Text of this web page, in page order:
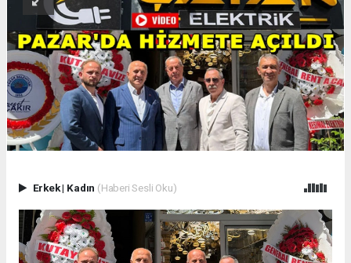
Erkek| Kadın (Haberi Sesli Oku)